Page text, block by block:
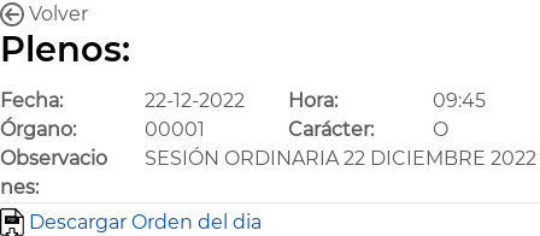
Volver
Plenos:
Fecha: 22-12-2022 Hora:
09:45
Órgano:
00001 Carácter:
O
Observacio
nes:
SESIÓN ORDINARIA 22 DICIEMBRE 2022
Descargar Orden del dia